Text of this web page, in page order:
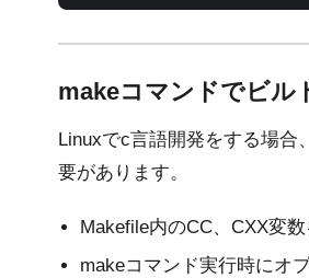
makeコマンドでビル
Linuxでc言語開発をする場
要があります。
Makefile内のCC、CXX変
makeコマンド実行時にオ